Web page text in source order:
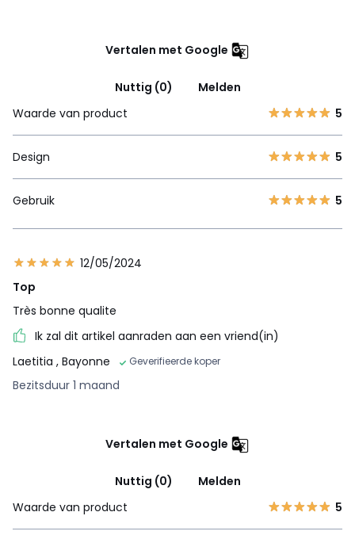
Vertalen met Google
Nuttig (0)
Melden
Waarde van product
5
Design 5
Gebruik 5
12/05/2024
Top
Très bonne qualite
Ik zal dit artikel aanraden aan een vriend(in)
Laetitia , Bayonne Geverifieerde koper
Bezitsduur 1 maand
Vertalen met Google
Nuttig (0)
Melden
Waarde van product
5